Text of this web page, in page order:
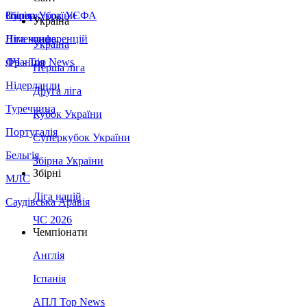
Збірна України
Італія
Німеччина
Франція
Нідерланди
Туреччина
Португалія
Бельгія
МЛС
Саудівська Аравія
Суперкубок УЄФА
Ліга конференцій
ЛЧ - Top News
Україна
Україна
Перша ліга
Друга ліга
Кубок України
Суперкубок України
Збірна України
Збірні
Ліга націй
ЧС 2026
Чемпіонати
Англія
Іспанія
АПЛ Top News